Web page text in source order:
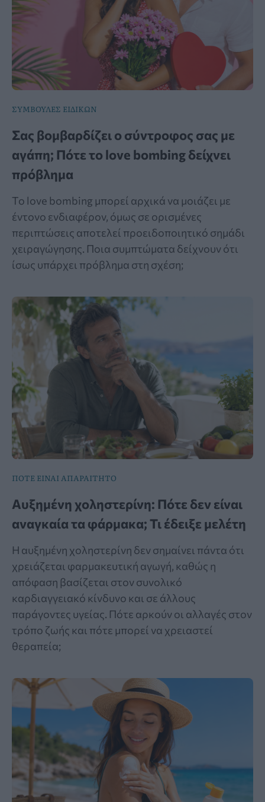
ΣΥΜΒΟΥΛΕΣ ΕΙΔΙΚΩΝ
Σας βομβαρδίζει ο σύντροφος σας με
αγάπη; Πότε το love bombing δείχνει
πρόβλημα
Το love bombing μπορεί αρχικά να μοιάζει με
έντονο ενδιαφέρον, όμως σε ορισμένες
περιπτώσεις αποτελεί προειδοποιητικό σημάδι
χειραγώγησης. Ποια συμπτώματα δείχνουν ότι
ίσως υπάρχει πρόβλημα στη σχέση;
ΠΟΤΕ ΕΙΝΑΙ ΑΠΑΡΑΙΤΗΤΟ
Αυξημένη χοληστερίνη: Πότε δεν είναι
αναγκαία τα φάρμακα; Τι έδειξε μελέτη
Η αυξημένη χοληστερίνη δεν σημαίνει πάντα ότι
χρειάζεται φαρμακευτική αγωγή, καθώς η
απόφαση βασίζεται στον συνολικό
καρδιαγγειακό κίνδυνο και σε άλλους
παράγοντες υγείας. Πότε αρκούν οι αλλαγές στον
τρόπο ζωής και πότε μπορεί να χρειαστεί
θεραπεία;